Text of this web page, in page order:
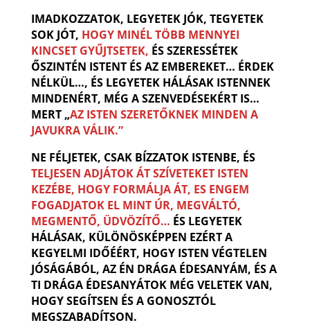
IMADKOZZATOK, LEGYETEK JÓK, TEGYETEK
SOK JÓT, HOGY MINÉL TÖBB MENNYEI
KINCSET GYŰJTSETEK, ÉS SZERESSÉTEK
ŐSZINTÉN ISTENT ÉS AZ EMBEREKET… ÉRDEK
NÉLKÜL…, ÉS LEGYETEK HÁLÁSAK ISTENNEK
MINDENÉRT, MÉG A SZENVEDÉSEKÉRT IS…
MERT „AZ ISTEN SZERETŐKNEK MINDEN A
JAVUKRA VÁLIK.”
NE FÉLJETEK, CSAK BÍZZATOK ISTENBE, ÉS
TELJESEN ADJÁTOK ÁT SZÍVETEKET ISTEN
KEZÉBE, HOGY FORMÁLJA ÁT, ES ENGEM
FOGADJATOK EL MINT ÚR, MEGVÁLTÓ,
MEGMENTŐ, ÜDVÖZÍTŐ… ÉS LEGYETEK
HÁLÁSAK, KÜLÖNÖSKÉPPEN EZÉRT A
KEGYELMI IDŐÉÉRT, HOGY ISTEN VÉGTELEN
JÓSÁGÁBÓL, AZ ÉN DRÁGA ÉDESANYÁM, ÉS A
TI DRÁGA ÉDESANYÁTOK MÉG VELETEK VAN,
HOGY SEGÍTSEN ÉS A GONOSZTÓL
MEGSZABADÍTSON.